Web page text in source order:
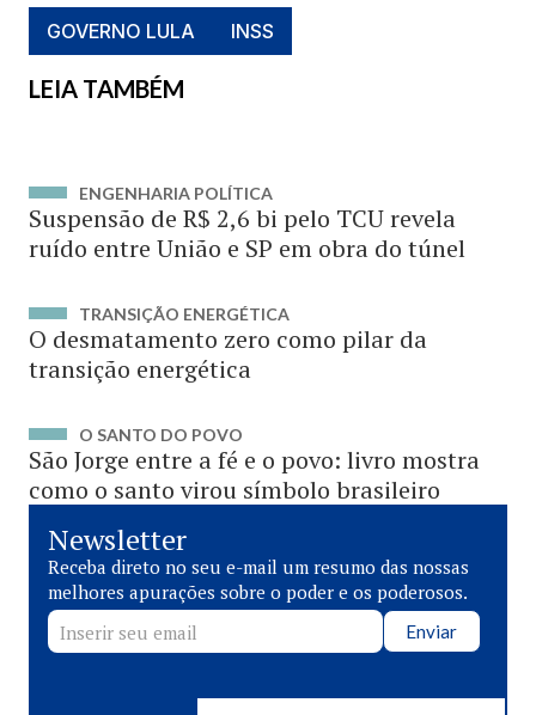
GOVERNO LULA INSS
LEIA TAMBÉM
ENGENHARIA POLÍTICA
Suspensão de R$ 2,6 bi pelo TCU revela
ruído entre União e SP em obra do túnel
TRANSIÇÃO ENERGÉTICA
O desmatamento zero como pilar da
transição energética
O SANTO DO POVO
São Jorge entre a fé e o povo: livro mostra
como o santo virou símbolo brasileiro
Newsletter
Receba direto no seu e-mail um resumo das nossas
melhores apurações sobre o poder e os poderosos.
Enviar